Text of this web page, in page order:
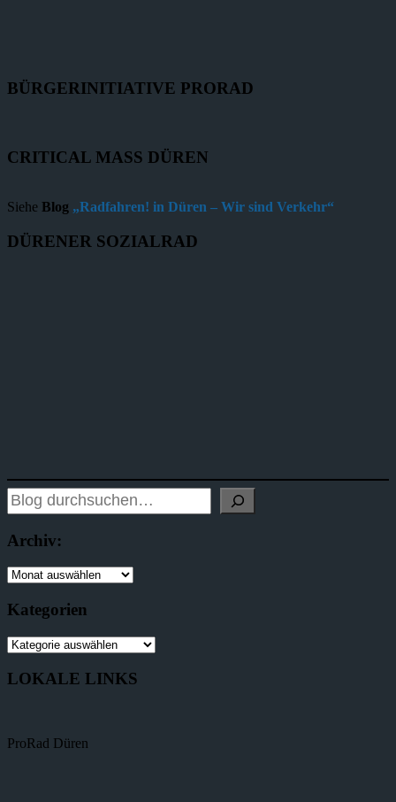
BÜRGERINITIATIVE PRORAD
CRITICAL MASS DÜREN
Siehe Blog „Radfahren! in Düren – Wir sind Verkehr“
DÜRENER SOZIALRAD
Archiv:
Kategorien
LOKALE LINKS
ProRad Düren